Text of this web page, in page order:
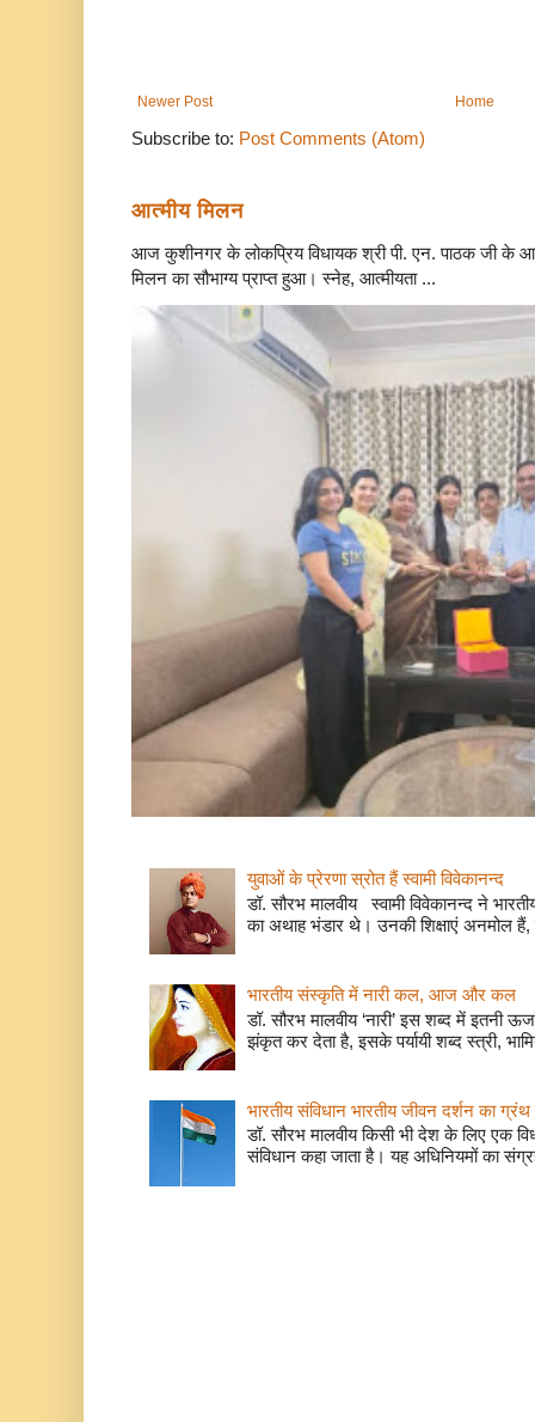
Newer Post Home
Subscribe to: Post Comments (Atom)
आत्मीय मिलन
आज कुशीनगर के लोकप्रिय विधायक श्री पी. एन. पाठक जी के
मिलन का सौभाग्य प्राप्त हुआ। स्नेह, आत्मीयता ...
युवाओं के प्रेरणा स्रोत हैं स्वामी विवेकानन्द
डॉ. सौरभ मालवीय स्वामी विवेकानन्द ने
का अथाह भंडार थे। उनकी शिक्षाएं अनमोल हैं,
भारतीय संस्कृति में नारी कल, आज और कल
डॉ. सौरभ मालवीय ‘नारी’ इस शब्द में इतनी
झंकृत कर देता है, इसके पर्यायी शब्द स्त्री,
भारतीय संविधान भारतीय जीवन दर्शन का ग्रंथ
डॉ. सौरभ मालवीय किसी भी देश के लिए एक
संविधान कहा जाता है। यह अधिनियमों का